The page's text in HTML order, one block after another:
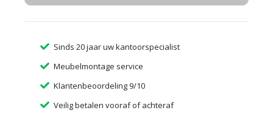
Sinds 20 jaar uw kantoorspecialist
Meubelmontage service
Klantenbeoordeling 9/10
Veilig betalen vooraf of achteraf